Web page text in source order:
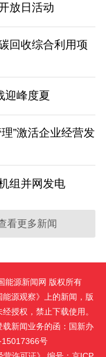
放日活动
回收综合利用项
迎峰度夏
”激活企业经营发
组并网发电
看更多新闻
能源新闻网 版权所有
源观察》上的新闻，版
授权，禁止下载使用。
新闻业务的函：国新办
号